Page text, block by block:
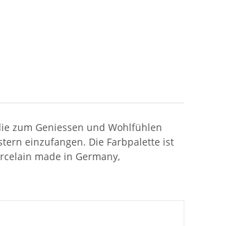
zum Geniessen und Wohlfühlen
einzufangen. Die Farbpalette ist
made in Germany,